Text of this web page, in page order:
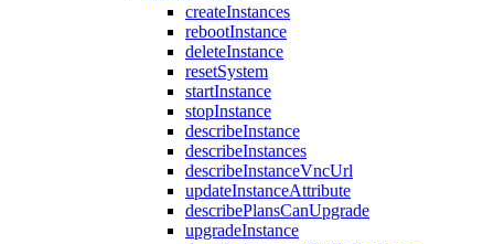
createInstances
rebootInstance
deleteInstance
resetSystem
startInstance
stopInstance
describeInstance
describeInstances
describeInstanceVncUrl
updateInstanceAttribute
describePlansCanUpgrade
upgradeInstance